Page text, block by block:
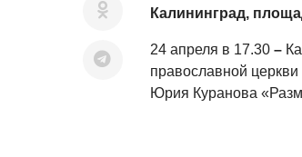
Калининград,
24 апреля в 17.30–
православной
Юрия Куранова